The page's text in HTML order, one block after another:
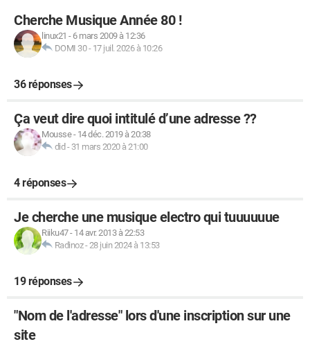
Cherche Musique Année 80 !
linux21 - 6 mars 2009 à 12:36
DOMI 30- 17 juil. 2026 à 10:26
36 réponses
Ça veut dire quoi intitulé d’une adresse ??
Mousse- 14 déc. 2019 à 20:38
did - 31 mars 2020 à 21:00
4 réponses
Je cherche une musique electro qui tuuuuuue
Riiku47- 14 avr. 2013 à 22:53
Radinoz-28 juin 2024 à 13:53
19 réponses
"Nom de l'adresse" lors d'une inscription sur une
site